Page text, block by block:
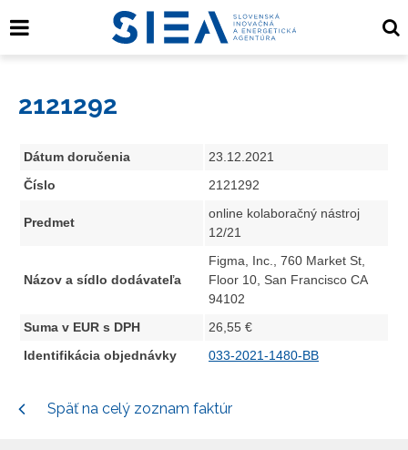
2121292
Dátum doručenia
23.12.2021
Číslo
2121292
Predmet
online kolaboračný nástroj
12/21
Názov a sídlo dodávateľa
Figma, Inc., 760 Market St,
Floor 10, San Francisco CA
94102
Suma v EUR s DPH
26,55 €
Identifikácia objednávky
033-2021-1480-BB
Späť na celý zoznam faktúr